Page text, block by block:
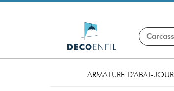
ARMATURE D'ABAT-JOUR